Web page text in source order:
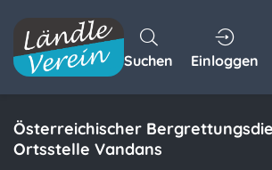
Suchen Einloggen
Österreichischer
Ortsstelle Vandans